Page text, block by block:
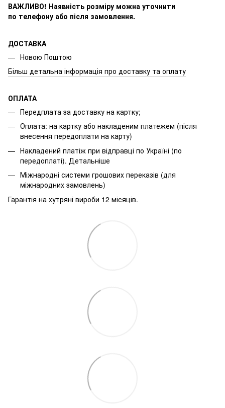
ВАЖЛИВО! Наявність розміру можна уточнити
по телефону або після замовлення.
ДОСТАВКА
Новою Поштою
Більш детальна інформація про доставку та оплату
ОПЛАТА
Передплата за доставку на картку;
Оплата: на картку або накладеним платежем (після
внесення передоплати на карту)
Накладений платіж при відправці по Україні (по
передоплаті). Детальніше
Міжнародні системи грошових переказів (для
міжнародних замовлень)
Гарантія на хутряні вироби 12 місяців.